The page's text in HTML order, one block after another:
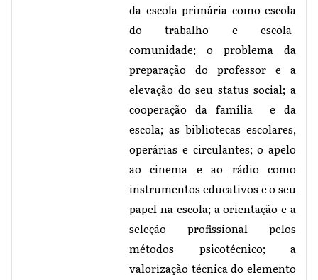
da escola primária como escola
do trabalho e escola-
comunidade; o problema da
preparação do professor e a
elevação do seu status social; a
cooperação da família e da
escola; as bibliotecas escolares,
operárias e circulantes; o apelo
ao cinema e ao rádio como
instrumentos educativos e o seu
papel na escola; a orientação e a
seleção profissional pelos
métodos psicotécnico; a
valorização técnica do elemento